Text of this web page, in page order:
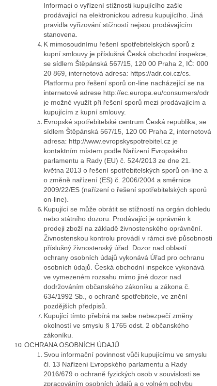
Informaci o vyřízení stížnosti kupujícího zašle
prodávající na elektronickou adresu kupujícího. Jiná
pravidla vyřizování stížností nejsou prodávajícím
stanovena.
K mimosoudnímu řešení spotřebitelských sporů z
kupní smlouvy je příslušná Česká obchodní inspekce,
se sídlem Štěpánská 567/15, 120 00 Praha 2, IČ: 000
20 869, internetová adresa: https://adr.coi.cz/cs.
Platformu pro řešení sporů on-line nacházející se na
internetové adrese http://ec.europa.eu/consumers/odr
je možné využít při řešení sporů mezi prodávajícím a
kupujícím z kupní smlouvy.
Evropské spotřebitelské centrum Česká republika, se
sídlem Štěpánská 567/15, 120 00 Praha 2, internetová
adresa: http://www.evropskyspotrebitel.cz je
kontaktním místem podle Nařízení Evropského
parlamentu a Rady (EU) č. 524/2013 ze dne 21.
května 2013 o řešení spotřebitelských sporů on-line a
o změně nařízení (ES) č. 2006/2004 a směrnice
2009/22/ES (nařízení o řešení spotřebitelských sporů
on-line).
Kupující se může obrátit se stížností na orgán dohledu
nebo státního dozoru. Prodávající je oprávněn k
prodeji zboží na základě živnostenského oprávnění.
Živnostenskou kontrolu provádí v rámci své působnosti
příslušný živnostenský úřad. Dozor nad oblastí
ochrany osobních údajů vykonává Úřad pro ochranu
osobních údajů. Česká obchodní inspekce vykonává
ve vymezeném rozsahu mimo jiné dozor nad
dodržováním občanského zákoníku a zákona č.
634/1992 Sb., o ochraně spotřebitele, ve znění
pozdějších předpisů.
Kupující tímto přebírá na sebe nebezpečí změny
okolností ve smyslu § 1765 odst. 2 občanského
zákoníku.
OCHRANA OSOBNÍCH ÚDAJŮ
Svou informační povinnost vůči kupujícímu ve smyslu
čl. 13 Nařízení Evropského parlamentu a Rady
2016/679 o ochraně fyzických osob v souvislosti se
zpracováním osobních údajů a o volném pohybu